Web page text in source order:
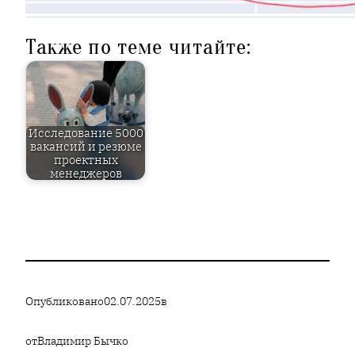
Также по теме читайте:
Исследование 5000
вакансий и резюме
проектных
менеджеров
Опубликовано02.07.2025в
отВладимир Бычко